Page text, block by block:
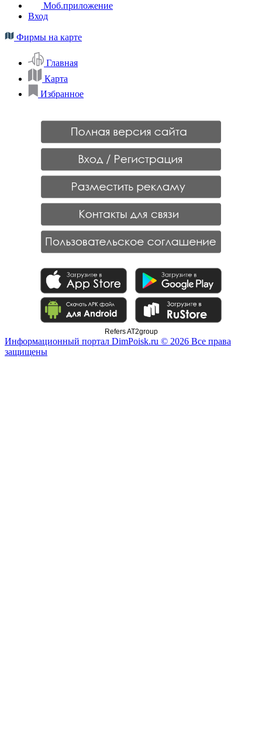
Моб.приложение
Вход
Фирмы на карте
Главная
Карта
Избранное
Refers AT2group
Информационный портал DimPoisk.ru © 2026 Все права
защищены